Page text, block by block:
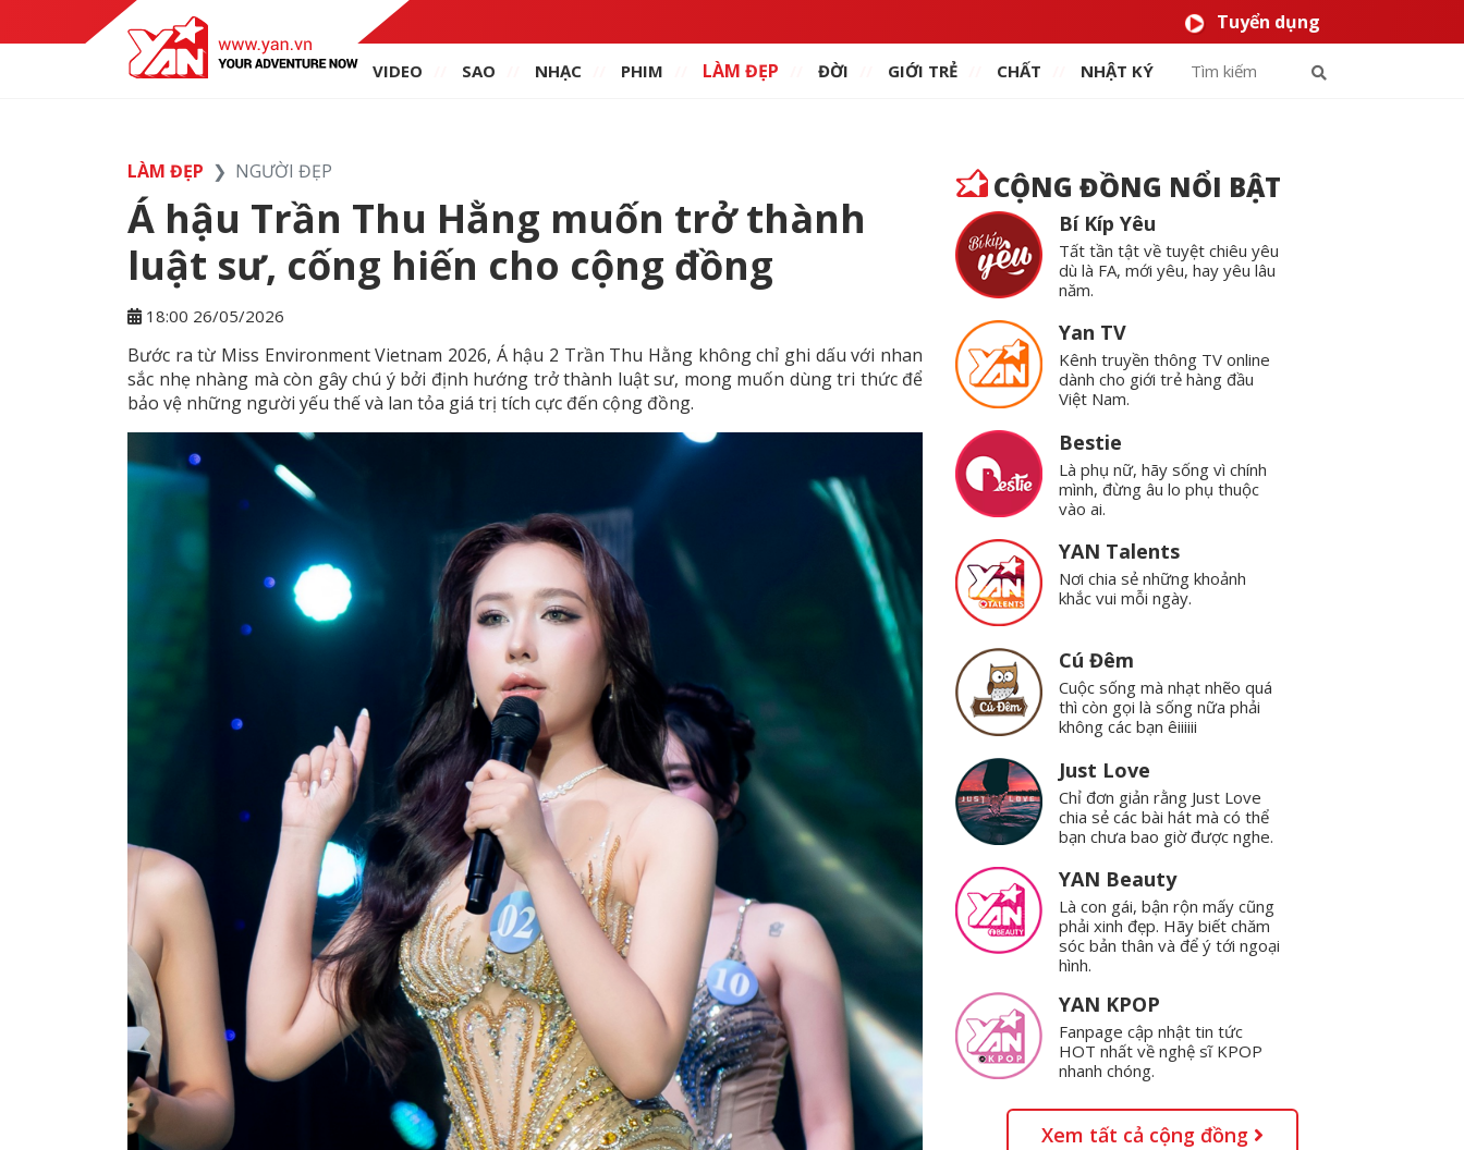
Tuyển dụng
VIDEO SAO NHẠC PHIM LÀM ĐẸP ĐỜI GIỚI TRẺ CHẤT NHẬT KÝ
LÀM ĐẸP NGƯỜI ĐẸP
Á hậu Trần Thu Hằng muốn trở thành
luật sư, cống hiến cho cộng đồng
18:00 26/05/2026
Bước ra từ Miss Environment Vietnam 2026, Á hậu 2 Trần Thu Hằng không chỉ ghi dấu với nhan
sắc nhẹ nhàng mà còn gây chú ý bởi định hướng trở thành luật sư, mong muốn dùng tri thức để
bảo vệ những người yếu thế và lan tỏa giá trị tích cực đến cộng đồng.
CỘNG ĐỒNG NỔI BẬT
Bí Kíp Yêu
Tất tần tật về tuyệt chiêu yêu
dù là FA, mới yêu, hay yêu lâu
năm.
Yan TV
Kênh truyền thông TV online
dành cho giới trẻ hàng đầu
Việt Nam.
Bestie
Là phụ nữ, hãy sống vì chính
mình, đừng âu lo phụ thuộc
vào ai.
YAN Talents
Nơi chia sẻ những khoảnh
khắc vui mỗi ngày.
Cú Đêm
Cuộc sống mà nhạt nhẽo quá
thì còn gọi là sống nữa phải
không các bạn êiiiiii
Just Love
Chỉ đơn giản rằng Just Love
chia sẻ các bài hát mà có thể
bạn chưa bao giờ được nghe.
YAN Beauty
Là con gái, bận rộn mấy cũng
phải xinh đẹp. Hãy biết chăm
sóc bản thân và để ý tới ngoại
hình.
YAN KPOP
Fanpage cập nhật tin tức
HOT nhất về nghệ sĩ KPOP
nhanh chóng.
Xem tất cả cộng đồng